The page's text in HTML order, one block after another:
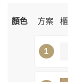
顏色 方案
1